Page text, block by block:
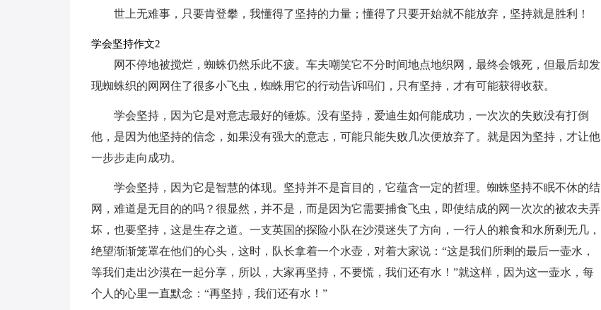
世上无难事，只要肯登攀，我懂得了坚持的力量；懂得了只要开始就不能放弃，坚持就是胜利！
学会坚持作文2
网不停地被搅烂，蜘蛛仍然乐此不疲。车夫嘲笑它不分时间地点地织网，最终会饿死，但最后却发
现蜘蛛织的网网住了很多小飞虫，蜘蛛用它的行动告诉吗们，只有坚持，才有可能获得收获。
学会坚持，因为它是对意志最好的锤炼。没有坚持，爱迪生如何能成功，一次次的失败没有打倒
他，是因为他坚持的信念，如果没有强大的意志，可能只能失败几次便放弃了。就是因为坚持，才让他
一步步走向成功。
学会坚持，因为它是智慧的体现。坚持并不是盲目的，它蕴含一定的哲理。蜘蛛坚持不眠不休的结
网，难道是无目的的吗？很显然，并不是，而是因为它需要捕食飞虫，即使结成的网一次次的被农夫弄
坏，也要坚持，这是生存之道。一支英国的探险小队在沙漠迷失了方向，一行人的粮食和水所剩无几，
绝望渐渐笼罩在他们的心头，这时，队长拿着一个水壶，对着大家说：“这是我们所剩的最后一壶水，
等我们走出沙漠在一起分享，所以，大家再坚持，不要慌，我们还有水！”就这样，因为这一壶水，每
个人的心里一直默念：“再坚持，我们还有水！”